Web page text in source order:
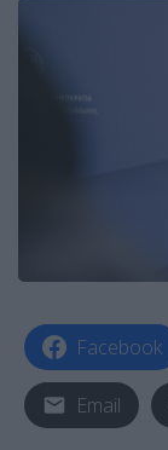
Facebook
Email